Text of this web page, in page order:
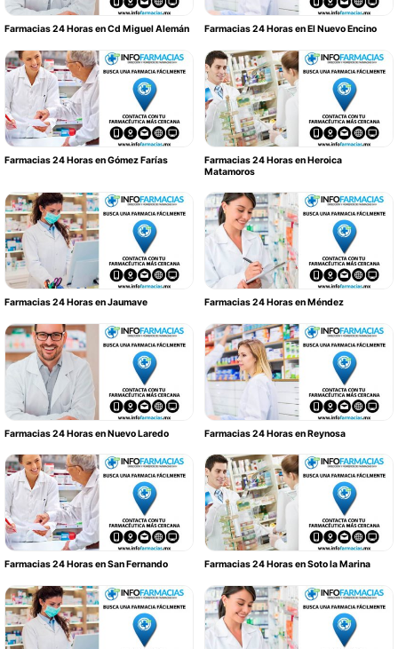
Farmacias 24 Horas en Cd Miguel Alemán Farmacias 24 Horas en El Nuevo Encino
Farmacias 24 Horas en Gómez Farías
Farmacias 24 Horas en Heroica
Matamoros
Farmacias 24 Horas en Jaumave Farmacias 24 Horas en Méndez
Farmacias 24 Horas en Nuevo Laredo Farmacias 24 Horas en Reynosa
Farmacias 24 Horas en San Fernando Farmacias 24 Horas en Soto la Marina